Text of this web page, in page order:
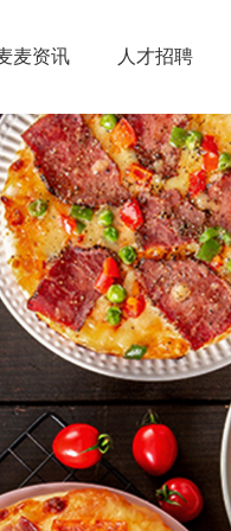
麦资讯 人才招聘